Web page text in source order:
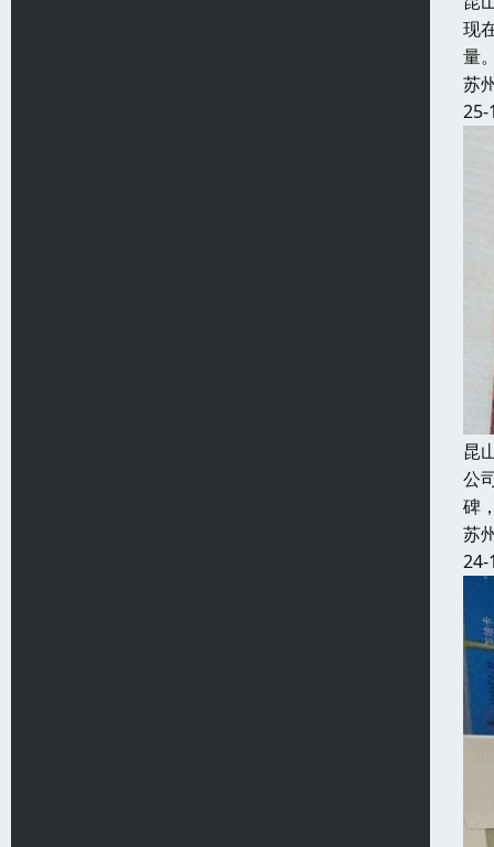
现
量
苏
25-
昆
公
碑
苏
24-